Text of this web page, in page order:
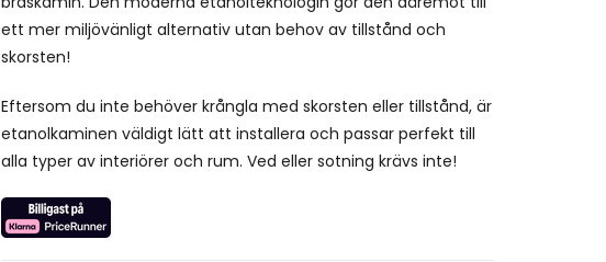
ett mer miljövänligt alternativ utan behov av tillstånd och
skorsten!
Eftersom du inte behöver krångla med skorsten eller tillstånd, är
etanolkaminen väldigt lätt att installera och passar perfekt till
alla typer av interiörer och rum. Ved eller sotning krävs inte!